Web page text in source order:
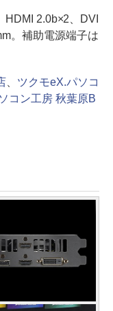
2.0b×2、DVI
。補助電源端子は
、 ツクモeX.パソコ
コン工房 秋葉原B